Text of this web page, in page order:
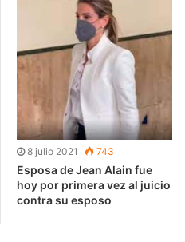
8 julio 2021 743
Esposa de Jean Alain fue
hoy por primera vez al juicio
contra su esposo